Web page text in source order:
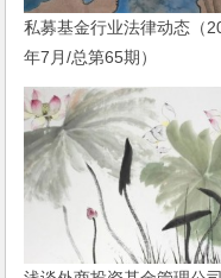
私募基金行业法律动态（
年7月/总第65期）